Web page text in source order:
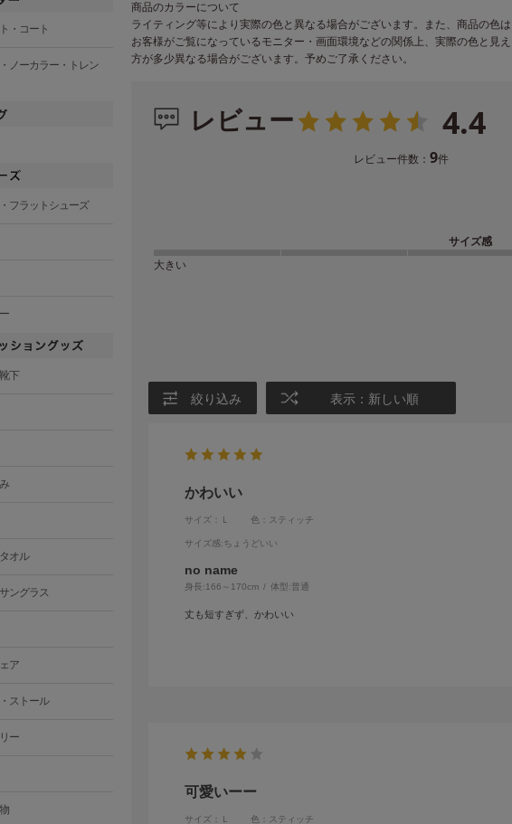
商品のカラーについて
ライティング等により実際の色と異なる場合がございます。また、商品の色は
お客様がご覧になっているモニター・画面環境などの関係上、実際の色と見え
方が多少異なる場合がございます。予めご了承ください。
レビュー 4.4
レビュー件数： 9件
サイズ感
大きい
絞り込み 表示：新しい順
かわいい
サイズ：Ｌ 色：スティッチ
サイズ感:ちょうどいい
no name
身長:166～170cm 体型: 普通
丈も短すぎず、かわいい
可愛いーー
サイズ：Ｌ 色：スティッチ
・コート
ノーカラー・トレン
フラットシューズ
下
オル
ングラス
ア
ストール
ー